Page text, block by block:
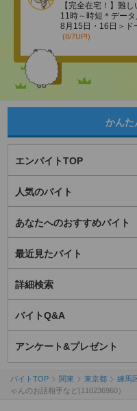
【完全在宅！】難
11時～時短＊デー
8月15日・16日＞ド
(8/7UP!)
かんた
エンバイトTOP
人気のバイト
あなたへのおすすめバイト
最近見たバイト
詳細検索
バイトQ&A
アンケート&プレゼント
バイトTOP 関東 東京都 練馬
ゃんのお話相手など(110236960）